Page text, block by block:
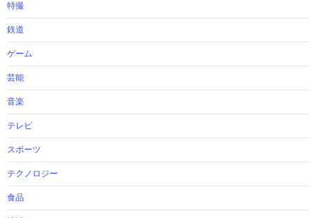
特撮
鉄道
ゲーム
芸能
音楽
テレビ
スポーツ
テクノロジー
食品